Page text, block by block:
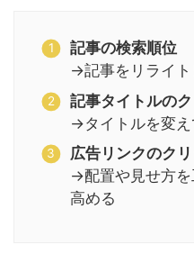
記事の検索順位
→記事をリライト
記事タイトルの
→タイトルを変え
広告リンクのク
→配置や見せ方
高める